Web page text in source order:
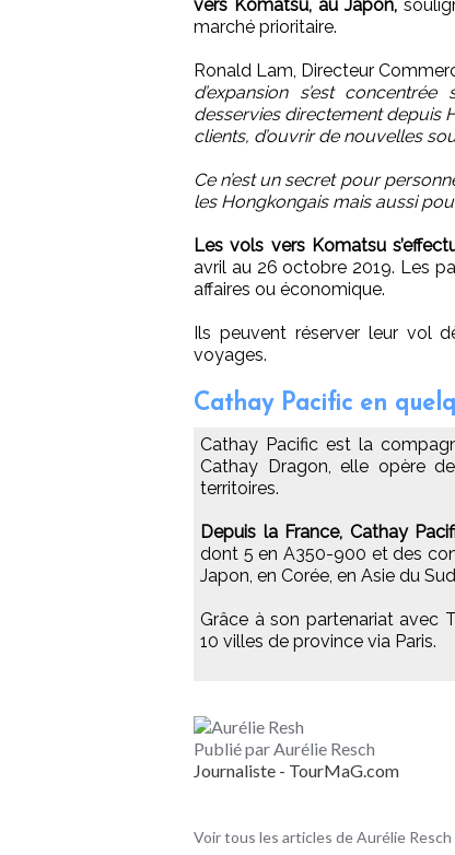
vers Komatsu, au Japon,
marché prioritaire.
Ronald Lam, Directeur
d’expansion s’est
desservies directement depuis
clients, d’ouvrir de nouvelles
Ce n’est un secret pour
les Hongkongais mais aussi
Les vols vers Komatsu
avril au 26 octobre 2019. Les
affaires ou économique.
Ils peuvent réserver leur vol
voyages.
Cathay Pacific en
Cathay Pacific est la
Cathay Dragon, elle opère
territoires.
Depuis la France, Cathay
dont 5 en A350-900 et des
Japon, en Corée, en Asie du
Grâce à son partenariat avec
10 villes de province via Paris.
Publié par Aurélie Resch
Journaliste - TourMaG.com
Voir tous les articles de Aurélie Resch